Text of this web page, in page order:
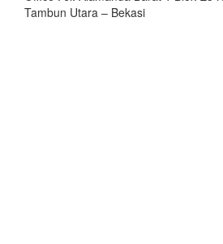
Tambun Utara – Bekasi